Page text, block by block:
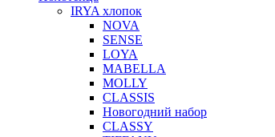
IRYA хлопок
NOVA
SENSE
LOYA
MABELLA
MOLLY
CLASSIS
Новогодний набор
CLASSY